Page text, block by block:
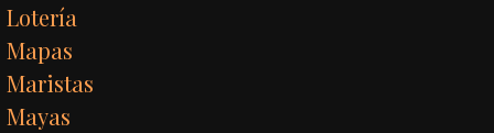
Lotería
Mapas
Maristas
Mayas